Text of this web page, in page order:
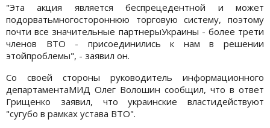
"Эта акция является беспрецедентной и может
подорватьмногостороннюю торговую систему, поэтому
почти все значительные партнерыУкраины - более трети
членов ВТО - присоединились к нам в решении
этойпроблемы", - заявил он.
Со своей стороны руководитель информационного
департаментаМИД Олег Волошин сообщил, что в ответ
Грищенко заявил, что украинские властидействуют
"сугубо в рамках устава ВТО".